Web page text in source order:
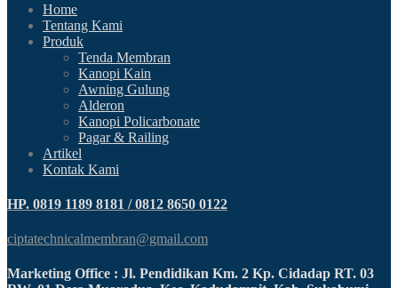
Home
Tentang Kami
Produk
Tenda Membran
Kanopi Kain
Awning Gulung
Alderon
Kanopi Policarbonate
Pagar & Railing
Artikel
Kontak Kami
HP. 0819 1189 8181 / 0812 8650 0122
ciptatechnicalmembran@gmail.com
Marketing Office : Jl. Pendidikan Km. 2 Kp. Cidadap RT. 03